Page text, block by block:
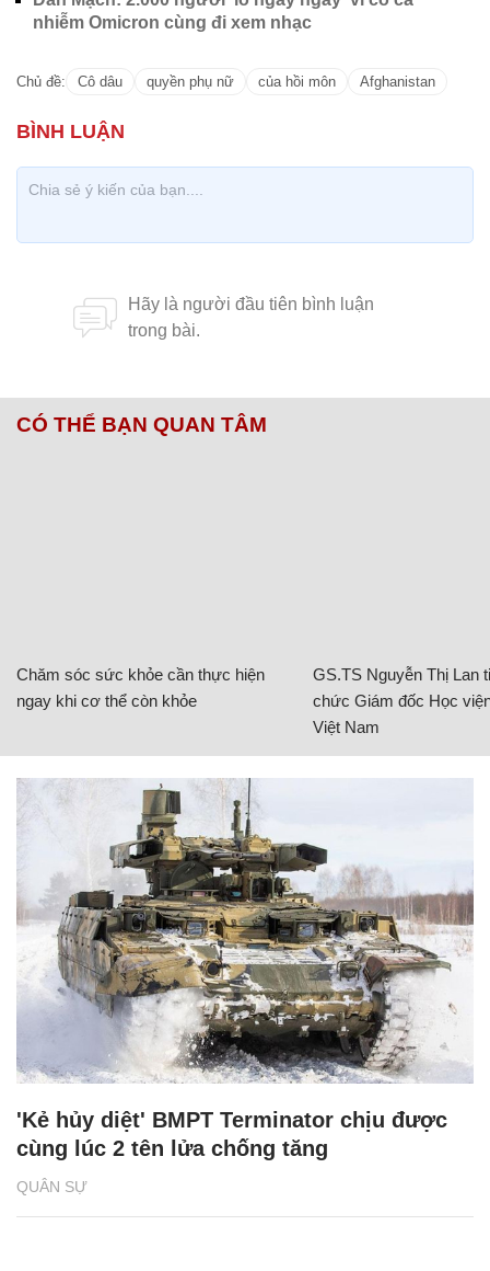
nhiễm Omicron cùng đi xem nhạc
Chủ đề: Cô dâu quyền phụ nữ của hồi môn Afghanistan
CÓ THỂ BẠN QUAN TÂM
Chăm sóc sức khỏe cần thực hiện
ngay khi cơ thể còn khỏe
GS.TS Nguyễn Thị Lan
chức Giám đốc Học
Việt Nam
QUÂN SỰ
'Kẻ hủy diệt' BMPT Terminator chịu được
cùng lúc 2 tên lửa chống tăng